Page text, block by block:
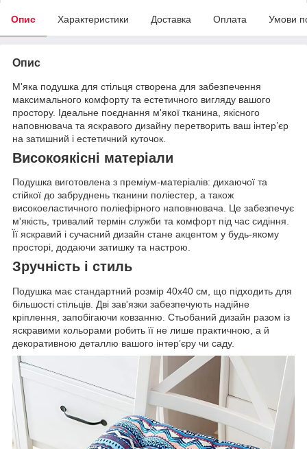
Опис Характеристики Доставка Оплата Умови
Опис
М'яка подушка для стільця створена для забезпечення
максимального комфорту та естетичного вигляду вашого
простору. Ідеальне поєднання м'якої тканина, якісного
наповнювача та яскравого дизайну перетворить ваш інтер’єр
на затишний і естетичний куточок.
Високоякісні матеріали
Подушка виготовлена з преміум-матеріалів: дихаючої та
стійкої до забруднень тканини поліестер, а також
високоеластичного поліефірного наповнювача. Це забезпечує
м'якість, тривалий термін служби та комфорт під час сидіння.
Її яскравий і сучасний дизайн стане акцентом у будь-якому
просторі, додаючи затишку та настрою.
Зручність і стиль
Подушка має стандартний розмір 40x40 см, що підходить для
більшості стільців. Дві зав'язки забезпечують надійне
кріплення, запобігаючи ковзанню. Стьобаний дизайн разом із
яскравими кольорами робить її не лише практичною, а й
декоративною деталлю вашого інтер’єру чи саду.